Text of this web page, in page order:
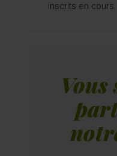
inscrits en cours.